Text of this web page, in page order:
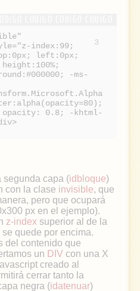
3
index:99;
left:0px;
-ms-
opacity: 0.8; -khtml-
segunda capa (idbloque)
con la clase invisible, que
pero que ocupará
px en el ejemplo).
z-index superior al de la
quede por encima.
del contenido que
un DIV con una X
creado al
cerrar tanto la
negra (idatenuar)